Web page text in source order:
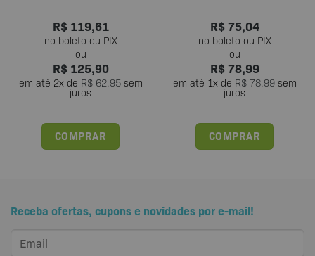
R$119,61
R$125,90
em até 2x de R$62,95sem
juros
COMPRAR
R$75,04
R$78,99
em até 1x de R$78,99sem
juros
COMPRAR
Receba ofertas, cupons e novidades por e-mail!